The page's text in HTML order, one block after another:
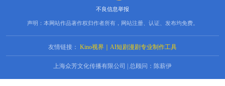
不良信息举报
声明：本网站作品著作权归作者所有，网站注册、认证、发布均免费。
友情链接： Kino视界｜AI短剧漫剧专业制作工具
上海众芳文化传播有限公司 | 总顾问：陈薪伊